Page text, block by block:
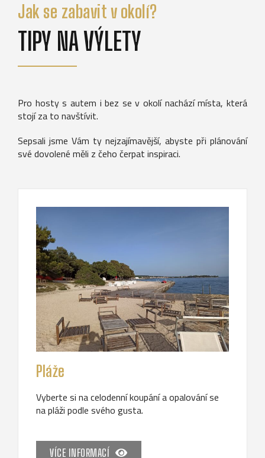
Jak se zabavit v okolí?
TIPY NA VÝLETY
Pro hosty s autem i bez se v okolí nachází místa, která
stojí za to navštívit.
Sepsali jsme Vám ty nejzajímavější, abyste při plánování
své dovolené měli z čeho čerpat inspiraci.
Pláže
Vyberte si na celodenní koupání a opalování se
na pláži podle svého gusta.
VÍCE INFORMACÍ